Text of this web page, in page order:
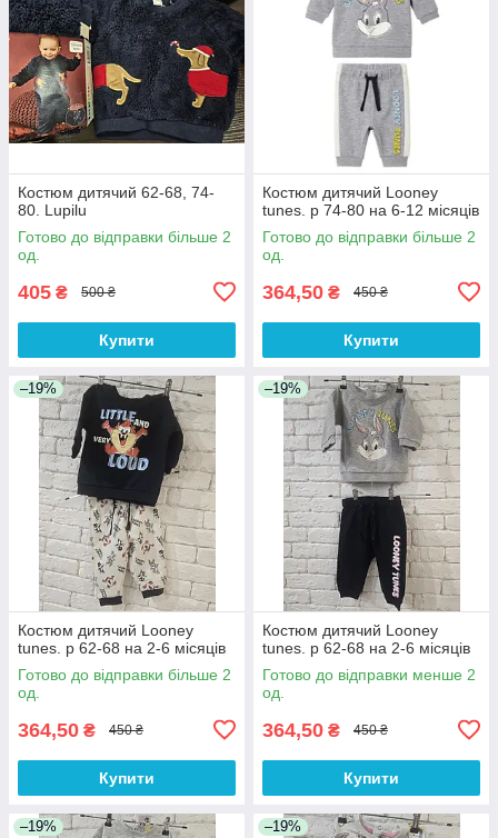
Костюм дитячий 62-68, 74-
80. Lupilu
Готово до відправки більше 2
од.
405 ₴ 500 ₴
Купити
Костюм дитячий Looney
tunes. р 74-80 на 6-12 місяців
Готово до відправки більше 2
од.
364,50 ₴ 450 ₴
Купити
–19%
Костюм дитячий Looney
tunes. р 62-68 на 2-6 місяців
Готово до відправки більше 2
од.
364,50 ₴ 450 ₴
Купити
–19%
Костюм дитячий Looney
tunes. р 62-68 на 2-6 місяців
Готово до відправки менше 2
од.
364,50 ₴ 450 ₴
Купити
–19% –19%